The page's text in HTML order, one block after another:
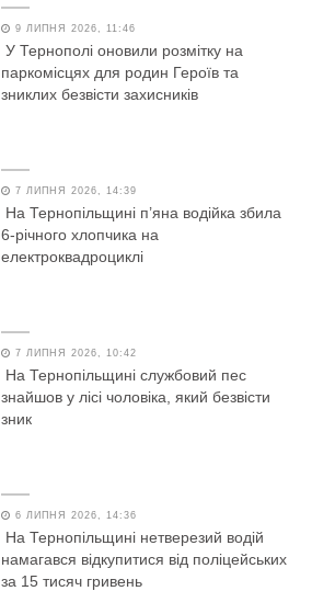
9 ЛИПНЯ 2026, 11:46
У Тернополі оновили розмітку на
паркомісцях для родин Героїв та
зниклих безвісти захисників
7 ЛИПНЯ 2026, 14:39
На Тернопільщині п’яна водійка збила
6-річного хлопчика на
електроквадроциклі
7 ЛИПНЯ 2026, 10:42
На Тернопільщині службовий пес
знайшов у лісі чоловіка, який безвісти
зник
6 ЛИПНЯ 2026, 14:36
На Тернопільщині нетверезий водій
намагався відкупитися від поліцейських
за 15 тисяч гривень